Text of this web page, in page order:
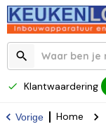
Klantwaardering
Vorige Home